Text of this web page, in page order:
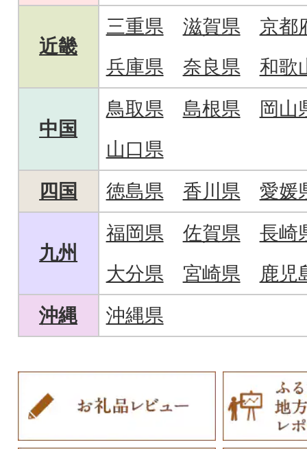
近畿
三重県 滋賀県
京都
兵庫県
奈良県 和歌
中国
鳥取県 島根県
岡山
山口県
四国
徳島県 香川県 愛媛
九州
福岡県 佐賀県
長崎
大分県
宮崎県
鹿児
沖縄
沖縄県